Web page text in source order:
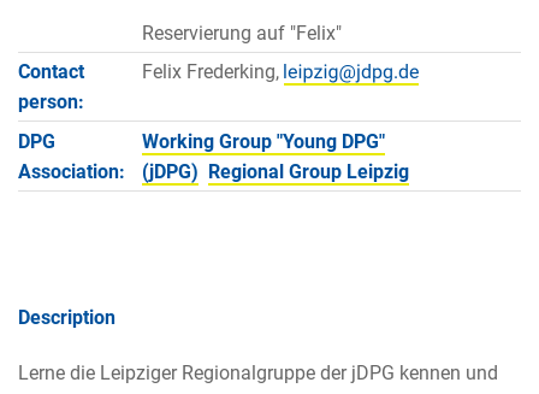
Reservierung auf "Felix"
Contact
person:
Felix Frederking,
DPG
Association:
Working Group "Young DPG"
(jDPG) Regional Group Leipzig
Description
Lerne die Leipziger Regionalgruppe der jDPG kennen und